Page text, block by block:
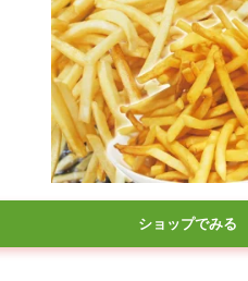
ショップでみる